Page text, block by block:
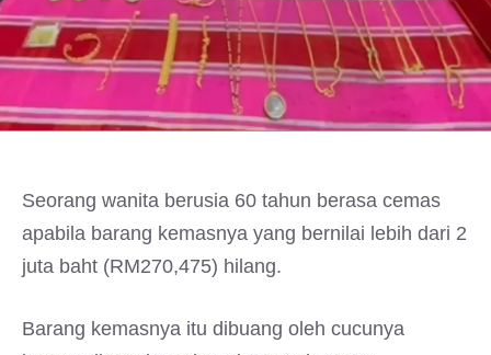
Seorang wanita berusia 60 tahun berasa cemas
apabila barang kemasnya yang bernilai lebih dari 2
juta baht (RM270,475) hilang.
Barang kemasnya itu dibuang oleh cucunya